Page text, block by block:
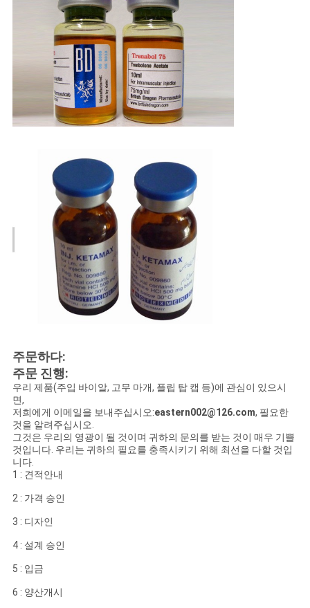
PRIVACY
POLICY
주문하다:
주문 진행:
우리 제품(주입 바이알, 고무 마개, 플립 탑 캡 등)에 관심이 있으시
면,
저희에게 이메일을 보내주십시오:eastern002@126.com, 필요한
것을 알려주십시오.
그것은 우리의 영광이 될 것이며 귀하의 문의를 받는 것이 매우 기쁠
것입니다. 우리는 귀하의 필요를 충족시키기 위해 최선을 다할 것입
니다.
1 : 견적안내
2 : 가격 승인
3 : 디자인
4 : 설계 승인
5 : 입금
6 : 양산개시